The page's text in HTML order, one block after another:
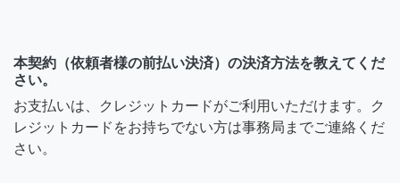
本契約（依頼者様の前払い決済）の決済方法を教えてくだ
さい。
お支払いは、クレジットカードがご利用いただけます。ク
レジットカードをお持ちでない方は事務局までご連絡くだ
さい。